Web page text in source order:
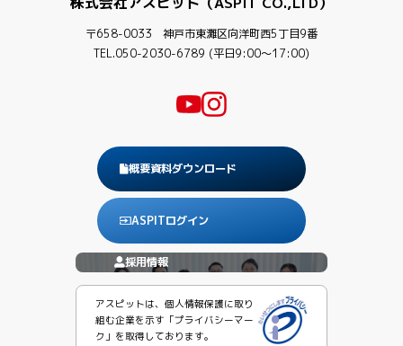
〒658-0033 神戸市東灘区向洋町西5丁目9番
TEL.050-2030-6789 (平日9:00〜17:00)
概要資料ダウンロード
ASPITログイン
採用情報
アスピットは、個人情報保護に取り
組む企業を示す「プライバシーマー
ク」を取得しております。